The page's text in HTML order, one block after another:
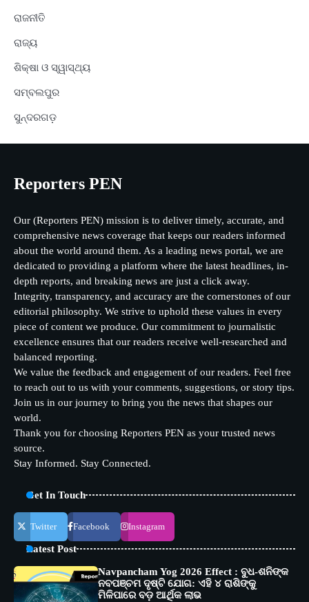
ରାଜନୀତି
ରାଜ୍ୟ
ଶିକ୍ଷା ଓ ସ୍ୱାସ୍ଥ୍ୟ
ସମ୍ବଲପୁର
ସୁନ୍ଦରଗଡ଼
Reporters PEN
Our (Reporters PEN) mission is to deliver timely, accurate, and
comprehensive news coverage that keeps our readers informed
about the world around them. As a leading news portal, we are
dedicated to providing a platform where the latest headlines, in-
depth reports, and breaking news are just a click away.
Integrity, transparency, and accuracy are the cornerstones of our
editorial philosophy. We strive to uphold these values in every
piece of content we produce. Our commitment to journalistic
excellence ensures that our readers receive well-researched and
balanced reporting.
We value the feedback and engagement of our readers. Feel free
to reach out to us with your comments, suggestions, or story tips.
Join us in our journey to bring you the news that shapes our
world.
Thank you for choosing Reporters PEN as your trusted news
source.
Stay Informed. Stay Connected.
Get In Touch
Twitter Facebook Instagram
Latest Post
Navpancham Yog 2026 Effect : ବୁଧ-ଶନିଙ୍କ
ନବପଞ୍ଚମ ଦୃଷ୍ଟି ଯୋଗ: ଏହି ୪ ରାଶିଙ୍କୁ
ମିଳିପାରେ ବଡ଼ ଆର୍ଥିକ ଲାଭ